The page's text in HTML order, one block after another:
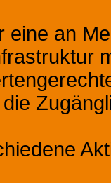
eine an